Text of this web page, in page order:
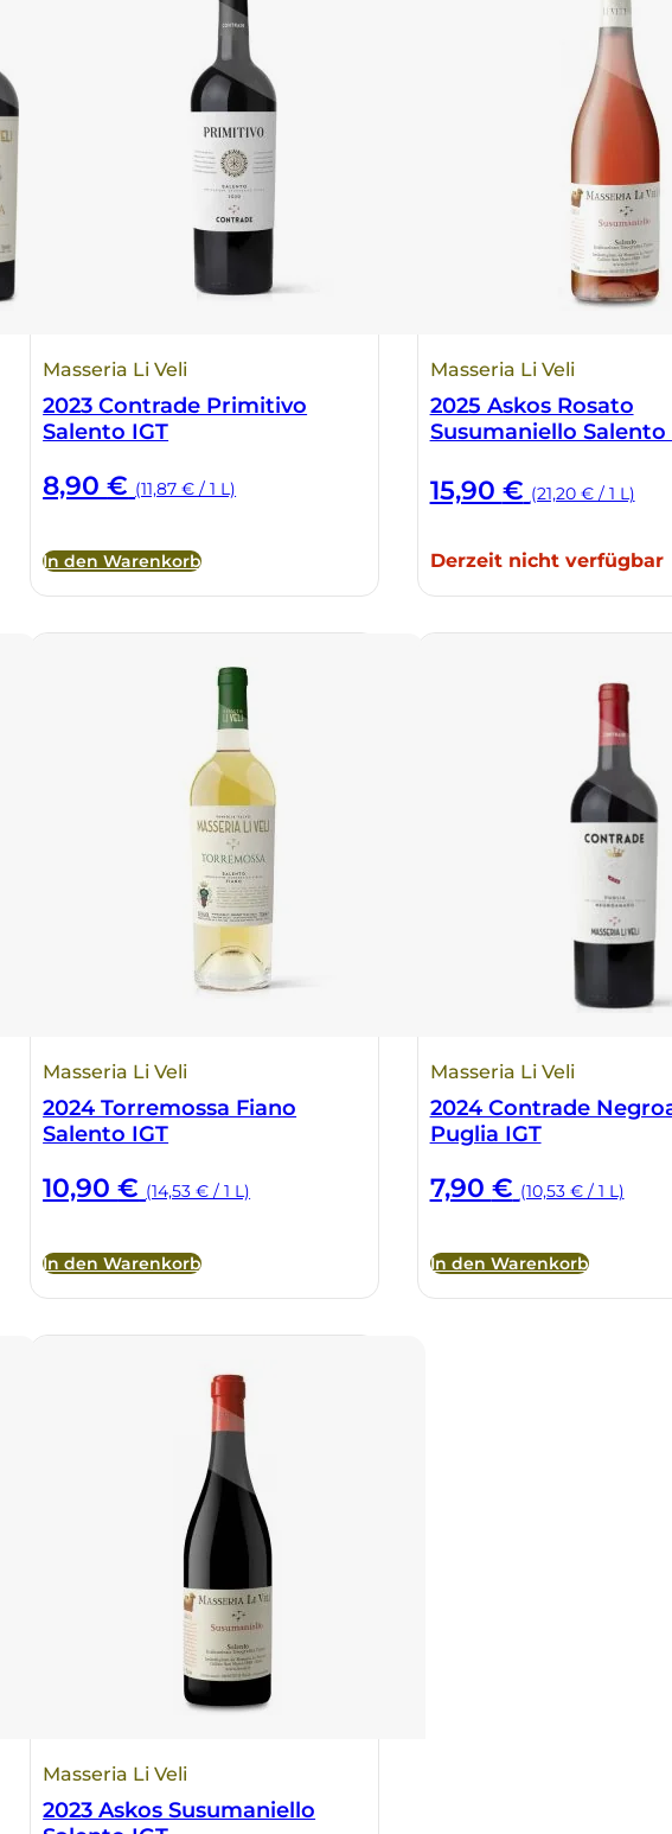
Masseria Li Veli
2023 Contrade Primitivo
Salento IGT
8,90€ (11,87 € / 1 L)
In den Warenkorb
Masseria Li Veli
2025 Askos Rosato
Susumaniello Salento
15,90 € (21,20 € / 1 L)
Derzeit nicht verfügbar
Masseria Li Veli
2024 Torremossa Fiano
Salento IGT
10,90€ (14,53 € / 1 L)
In den Warenkorb
Masseria Li Veli
2024 Contrade
Puglia IGT
7,90 € (10,53 € / 1 L)
In den Warenkorb
Masseria Li Veli
2023 Askos Susumaniello